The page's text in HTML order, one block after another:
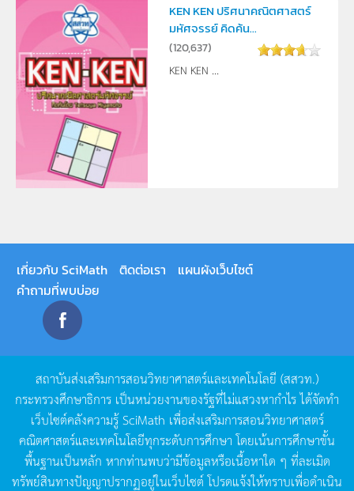
KEN KEN ปริศนาคณิตศาสตร์
มหัศจรรย์ คิดค้น...
(120,637)
KEN KEN ...
เกี่ยวกับ SciMath ติดต่อเรา
แผนผังเว็บไซต์
คำถามที่พบบ่อย
สถาบันส่งเสริมการสอนวิทยาศาสตร์และเทคโนโลยี (สสวท.)
กระทรวงศึกษาธิการ เป็นหน่วยงานของรัฐที่ไม่แสวงหากำไรได้จัดทำ
เว็บไซต์คลังความรู้SciMath เพื่อส่งเสริมการสอนวิทยาศาสตร์
คณิตศาสตร์และเทคโนโลยีทุกระดับการศึกษา โดยเน้นการศึกษาขั้น
พื้นฐานเป็นหลัก หากท่านพบว่ามีข้อมูลหรือเนื้อหาใด ๆ ที่ละเมิด
ทรัพย์สินทางปัญญาปรากฏอยู่ในเว็บไซต์โปรดแจ้งให้ทราบเพื่อดำเนิน